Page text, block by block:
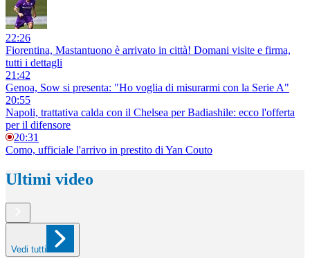
22:26
Fiorentina, Mastantuono è arrivato in città! Domani visite e firma,
tutti i dettagli
21:42
Genoa, Sow si presenta: "Ho voglia di misurarmi con la Serie A"
20:55
Napoli, trattativa calda con il Chelsea per Badiashile: ecco l'offerta
per il difensore
20:31
Como, ufficiale l'arrivo in prestito di Yan Couto
Ultimi video
Vedi tutti